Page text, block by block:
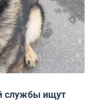
службы ищут